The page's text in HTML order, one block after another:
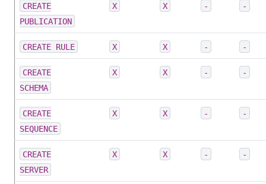
CREATE
PUBLICATION
X X - -
CREATE RULE X X - -
CREATE
SCHEMA
X X - -
CREATE
SEQUENCE
X X - -
CREATE
SERVER
X X - -